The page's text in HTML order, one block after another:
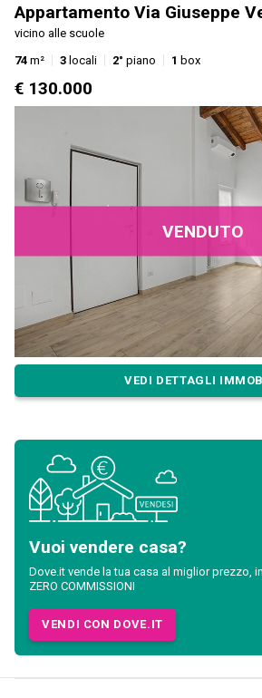
Appartamento Via Giuseppe
vicino alle scuole
74 m² 3 locali 2° piano 1 box
€ 130.000
VENDUTO
VEDI DETTAGLI
Vuoi vendere casa?
Dove.it vende la tua casa al miglior prezzo,
ZERO COMMISSIONI
VENDI CON DOVE.IT